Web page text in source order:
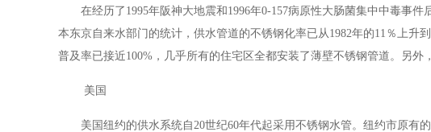
在经历了 1995年阪神大地震和1996年0-157病原性大肠菌集中中毒事
本东京自来水部门的统计，供水管道的不锈钢化率已从1982年的11％上升
普及率已接近100%，几乎所有的住宅区全都安装了薄壁不锈钢管道。另
美国
美国纽约的供水系统自 20世纪60年代起采用不锈钢水管。纽约市原有